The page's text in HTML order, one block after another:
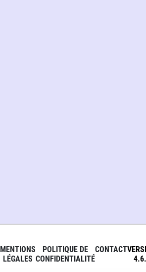
MENTIONS
LÉGALES
POLITIQUE DE
CONFIDENTIALITÉ
CONTACT